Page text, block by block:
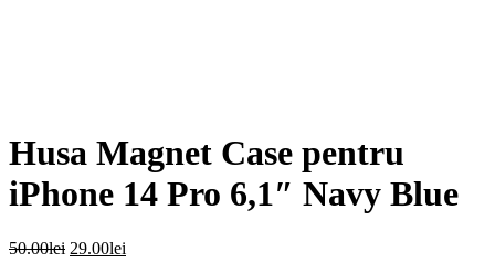
Husa Magnet Case pentru
iPhone 14 Pro 6,1″ Navy Blue
50.00lei Prețul
29.00lei